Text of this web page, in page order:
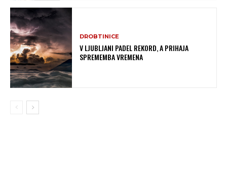
DROBTINICE
V LJUBLJANI PADEL REKORD, A PRIHAJA
SPREMEMBA VREMENA